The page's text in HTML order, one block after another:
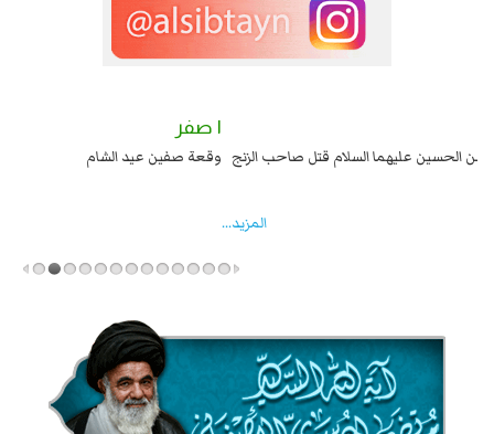
السبايا عند يزيد شهادة زيد بن علي بن الحسين عليهما السلام قتل صاحب الزنج